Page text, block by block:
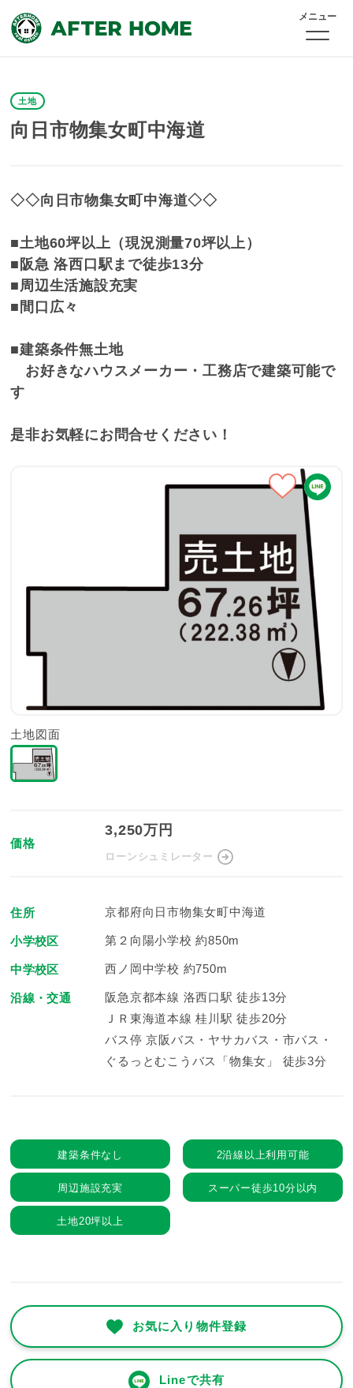
メニュー
土地
向日市物集女町中海道
◇◇向日市物集女町中海道◇◇
■土地60坪以上（現況測量70坪以上）
■阪急 洛西口駅まで徒歩13分
■周辺生活施設充実
■間口広々
■建築条件無土地
お好きなハウスメーカー・工務店で建築可能で
す
是非お気軽にお問合せください！
土地図面
価格
3,250万円
ローンシュミレーター
住所 京都府向日市物集女町中海道
小学校区 第２向陽小学校 約850m
中学校区 西ノ岡中学校 約750m
沿線・交通
阪急京都本線 洛西口駅 徒歩13分
ＪＲ東海道本線 桂川駅 徒歩20分
バス停 京阪バス・ヤサカバス・市バス・
ぐるっとむこうバス「物集女」 徒歩3分
建築条件なし 2沿線以上利用可能
周辺施設充実 スーパー徒歩10分以内
土地20坪以上
お気に入り物件登録
Lineで共有